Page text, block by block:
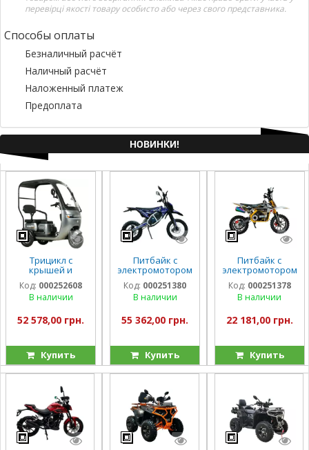
перевірці якості товару особисто або через свого представника.
Способы оплаты
Безналичный расчёт
Наличный расчёт
Наложенный платеж
Предоплата
НОВИНКИ!
Трицикл с
крышей и
электромотором
Spark Guard
1200w
Код: 000252608
В наличии
52 578,00 грн.
Купить
Питбайк с
электромотором
Spark Nova
1500w
Код: 000251380
В наличии
55 362,00 грн.
Купить
Питбайк с
электромотором
Spark Buddy
1000w
Код: 000251378
В наличии
22 181,00 грн.
Купить